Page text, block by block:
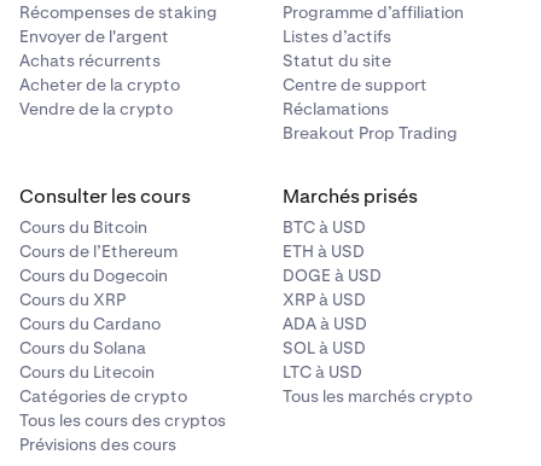
PF_BLURUSD
BLUR
PF_BNTUSD
BNT
Bancor
PF_BOMEUSD
BOME
Book Of Meme
Récompenses de staking
Envoyer de l'argent
Achats récurrents
Acheter de la crypto
Vendre de la crypto
Programme d’affiliation
Listes d’actifs
Statut du site
Centre de support
Réclamations
Breakout Prop Trading
Consulter les cours
Cours du Bitcoin
Cours de l’Ethereum
Cours du Dogecoin
Cours du XRP
Cours du Cardano
Cours du Solana
Cours du Litecoin
Catégories de crypto
Tous les cours des cryptos
Prévisions des cours
Marchés prisés
BTC à USD
ETH à USD
DOGE à USD
XRP à USD
ADA à USD
SOL à USD
LTC à USD
Tous les marchés crypto